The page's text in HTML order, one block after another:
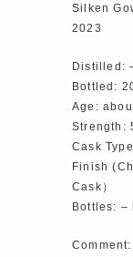
Silken
2023
Distilled:
Bottled:
Age:
Strength:
Cask
Finish
Cask）
Bottles: –
Comment: